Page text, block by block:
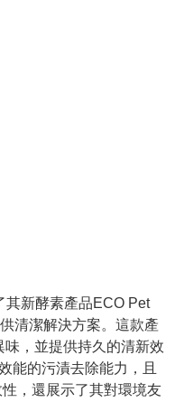
新酵素產品ECO Pet
清潔解決方案。這款產
，並提供持久的清新效
能的污漬去除能力，且
，還展示了其對環境友